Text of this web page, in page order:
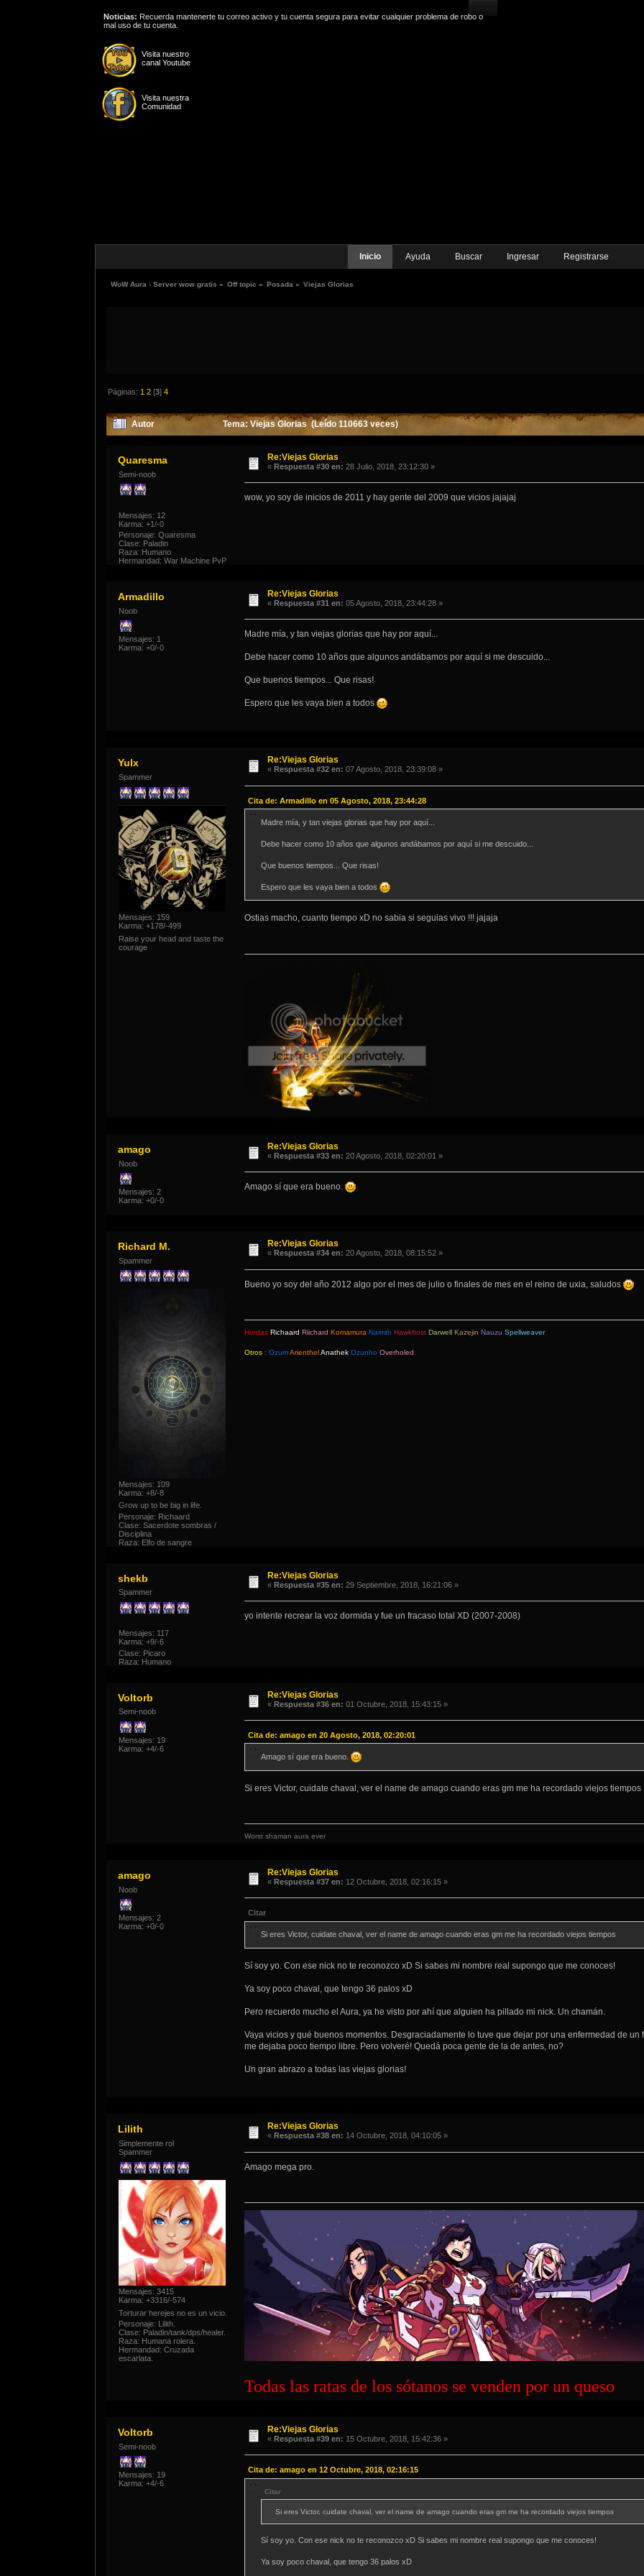
Visita nuestro
canal Youtube
Visita nuestra
Comunidad
Noticias: Recuerda mantenerte tu correo activo y tu cuenta segura para evitar cualquier problema de robo o
mal uso de tu cuenta.
Inicio Ayuda Buscar Ingresar Registrarse
WoW Aura - Server wow gratis » Off topic » Posada » Viejas Glorias
Páginas:1 2 [3]4
Autor Tema: Viejas Glorias (Leído 110663 veces)
Quaresma
Semi-noob
Mensajes: 12
Karma: +1/-0
Personaje: Quaresma
Clase: Paladin
Raza: Humano
Hermandad: War Machine PvP
Re:Viejas Glorias
« Respuesta #30 en: 28 Julio, 2018, 23:12:30 »
wow, yo soy de inicios de 2011 y hay gente del 2009 que vicios jajajaj
Armadillo
Noob
Mensajes: 1
Karma: +0/-0
Re:Viejas Glorias
« Respuesta #31 en: 05 Agosto, 2018, 23:44:28 »
Madre mía, y tan viejas glorias que hay por aquí...
Debe hacer como 10 años que algunos andábamos por aquí si me descuido...
Que buenos tiempos... Que risas!
Espero que les vaya bien a todos
Yulx
Spammer
Mensajes: 159
Karma: +178/-499
Raise your head and taste the
courage
Re:Viejas Glorias
« Respuesta #32 en: 07 Agosto, 2018, 23:39:08 »
Cita de: Armadillo en 05 Agosto, 2018, 23:44:28
Madre mía, y tan viejas glorias que hay por aquí...
Debe hacer como 10 años que algunos andábamos por aquí si me descuido...
Que buenos tiempos... Que risas!
Espero que les vaya bien a todos
Ostias macho, cuanto tiempo xD no sabia si seguias vivo !!! jajaja
amago
Noob
Mensajes: 2
Karma: +0/-0
Re:Viejas Glorias
« Respuesta #33 en: 20 Agosto, 2018, 02:20:01 »
Amago sí que era bueno.
Richard M.
Spammer
Mensajes: 109
Karma: +8/-8
Grow up to be big in life.
Personaje: Richaard
Clase: Sacerdote sombras /
Disciplina
Raza: Elfo de sangre
Re:Viejas Glorias
« Respuesta #34 en: 20 Agosto, 2018, 08:15:52 »
Bueno yo soy del año 2012 algo por el mes de julio o finales de mes en el reino de uxia, saludos
Hordas Richaard Riichard Komamura Naimth Hawkfrost Darwell Kazejin Nauzu Spellweaver
Otros : OzumArienthelAnathek Ozunho Overholed
shekb
Spammer
Mensajes: 117
Karma: +9/-6
Clase: Picaro
Raza: Humano
Re:Viejas Glorias
« Respuesta #35 en: 29 Septiembre, 2018, 16:21:06 »
yo intente recrear la voz dormida y fue un fracaso total XD (2007-2008)
Voltorb
Semi-noob
Mensajes: 19
Karma: +4/-6
Re:Viejas Glorias
« Respuesta #36 en: 01 Octubre, 2018, 15:43:15 »
Cita de: amago en 20 Agosto, 2018, 02:20:01
Amago sí que era bueno.
Si eres Victor, cuidate chaval, ver el name de amago cuando eras gm me ha recordado viejos tiempos
Worst shaman aura ever
amago
Noob
Mensajes: 2
Karma: +0/-0
Re:Viejas Glorias
« Respuesta #37 en: 12 Octubre, 2018, 02:16:15 »
Citar
Si eres Victor, cuidate chaval, ver el name de amago cuando eras gm me ha recordado viejos tiempos
Sí soy yo. Con ese nick no te reconozco xD Si sabes mi nombre real supongo que me conoces!
Ya soy poco chaval, que tengo 36 palos xD
Pero recuerdo mucho el Aura, ya he visto por ahí que alguien ha pillado mi nick. Un chamán.
Vaya vicios y qué buenos momentos. Desgraciadamente lo tuve que dejar por una enfermedad de
me dejaba poco tiempo libre. Pero volveré! Quedá poca gente de la de antes, no?
Un gran abrazo a todas las viejas glorias!
Lilith
Simplemente rol
Spammer
Mensajes: 3415
Karma: +3316/-574
Torturar herejes no es un vicio.
Personaje: Lilith.
Clase: Paladin/tank/dps/healer.
Raza: Humana rolera.
Hermandad: Cruzada
escarlata.
Re:Viejas Glorias
« Respuesta #38 en: 14 Octubre, 2018, 04:10:05 »
Amago mega pro.
Todas las ratas de los sótanos se venden por un queso
Voltorb
Semi-noob
Mensajes: 19
Karma: +4/-6
Re:Viejas Glorias
« Respuesta #39 en: 15 Octubre, 2018, 15:42:36 »
Cita de: amago en 12 Octubre, 2018, 02:16:15
Citar
Si eres Victor, cuidate chaval, ver el name de amago cuando eras gm me ha recordado viejos tiempos
Sí soy yo. Con ese nick no te reconozco xD Si sabes mi nombre real supongo que me conoces!
Ya soy poco chaval, que tengo 36 palos xD